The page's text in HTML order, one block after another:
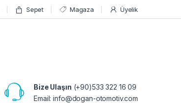
Sepet Magaza Üyelik
Bize Ulaşın (+90)533 322 16 09
Email:info@dogan-otomotiv.com